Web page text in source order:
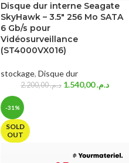
Disque dur interne Seagate
SkyHawk – 3.5″ 256 Mo SATA
6 Gb/s pour
Vidéosurveillance
(ST4000VX016)
stockage, Disque dur
د.م.2.200,00 د.م.1.540,00
-31%
SOLD
OUT